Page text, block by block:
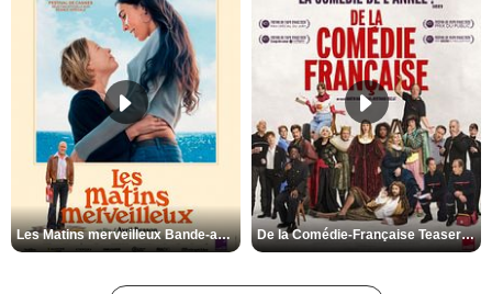
Les Matins merveilleux Bande-annonce VF De la Comédie-Française Teaser VF